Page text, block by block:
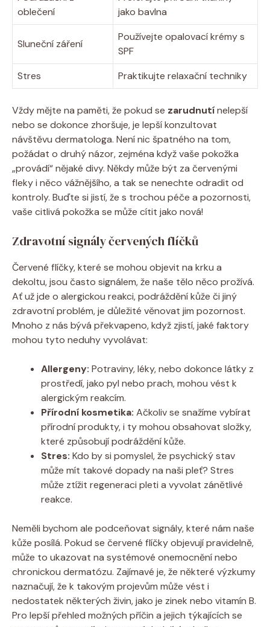
oblečení
jako bavlna
Sluneční záření
Používejte opalovací krémy s
SPF
Stres
Praktikujte relaxační techniky
Vždy mějte na paměti, že pokud se zarudnutínelepší
nebo se dokonce zhoršuje, je lepší konzultovat
návštěvu dermatologa. Není nic špatného na tom,
požádat o druhý názor, zejména když vaše pokožka
„provádí“ nějaké divy. Někdy může být za červenými
fleky i něco vážnějšího, a tak se nenechte odradit od
kontroly. Buďte si jistí, že s trochou péče a pozornosti,
vaše citlivá pokožka se může cítit jako nová!
Zdravotní signály červených flíčků
Červené flíčky, které se mohou objevit na krku a
dekoltu, jsou často signálem, že naše tělo něco prožívá.
Ať už jde o alergickou reakci, podráždění kůže či jiný
zdravotní problém, je důležité věnovat jim pozornost.
Mnoho z nás bývá překvapeno, když zjistí, jaké faktory
mohou tyto neduhy vyvolávat:
Allergeny: Potraviny, léky, nebo dokonce látky z
prostředí, jako pyl nebo prach, mohou vést k
alergickým reakcím.
Přírodní kosmetika: Ačkoliv se snažíme vybírat
přírodní produkty, i ty mohou obsahovat složky,
které způsobují podráždění kůže.
Stres: Kdo by si pomyslel, že psychický stav
může mít takové dopady na naši pleť? Stres
může ztížit regeneraci pleti a vyvolat zánětlivé
reakce.
Neměli bychom ale podceňovat signály, které nám naše
kůže posílá. Pokud se červené flíčky objevují pravidelně,
může to ukazovat na systémové onemocnění nebo
chronickou dermatózu. Zajímavé je, že některé výzkumy
naznačují, že k takovým projevům může vést i
nedostatek některých živin, jako je zinek nebo vitamín B.
Pro lepší přehled možných příčin a jejich týkajících se